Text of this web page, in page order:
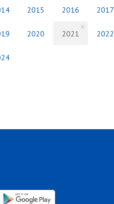
2015 2016 2017
2020 2021 2022